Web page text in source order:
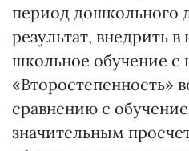
период дошкольного
результат, внедрить
школьное обучение с
«Второстепенность»
сравнению с
значительным